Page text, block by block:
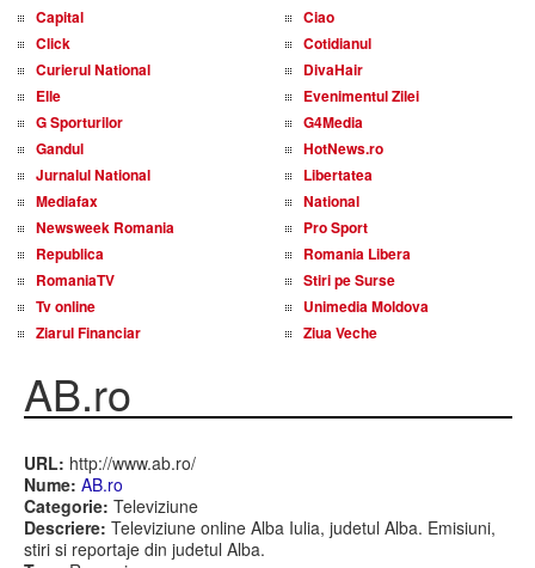
Capital
Ciao
Click
Cotidianul
Curierul National
DivaHair
Elle
Evenimentul Zilei
G Sporturilor
G4Media
Gandul
HotNews.ro
Jurnalul National
Libertatea
Mediafax
National
Newsweek Romania
Pro Sport
Republica
Romania Libera
RomaniaTV
Stiri pe Surse
Tv online
Unimedia Moldova
Ziarul Financiar
Ziua Veche
AB.ro
URL: http://www.ab.ro/
Nume: AB.ro
Categorie: Televiziune
Descriere: Televiziune online Alba Iulia, judetul Alba. Emisiuni,
stiri si reportaje din judetul Alba.